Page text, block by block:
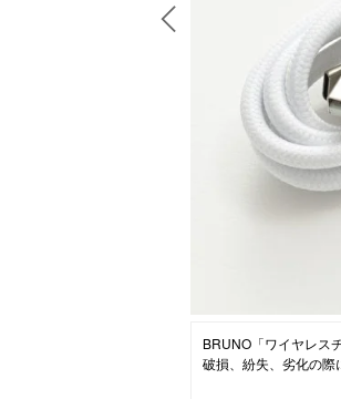
ニュース
BRUNO「ワイヤレス
破損、紛失、劣化の際